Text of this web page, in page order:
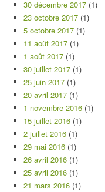
30 décembre 2017 (1)
23 octobre 2017 (1)
5 octobre 2017 (1)
11 août 2017 (1)
1 août 2017 (1)
30 juillet 2017 (1)
25 juin 2017 (1)
20 avril 2017 (1)
1 novembre 2016 (1)
15 juillet 2016 (1)
2 juillet 2016 (1)
29 mai 2016 (1)
26 avril 2016 (1)
25 avril 2016 (1)
21 mars 2016 (1)